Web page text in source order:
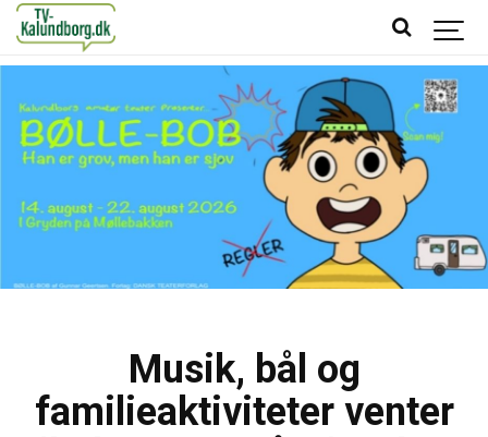
Musik, bål og
familieaktiviteter venter